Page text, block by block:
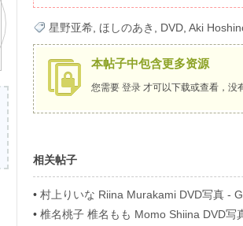
星野亚希 ほしのあき DVD Aki
本帖子中包含更多资源
您需要 登录 才可以下载或查看，没
相关帖子
• 村上りいな Riina Murakami DVD写真 -
• 椎名桃子 椎名もも Momo Shiina DVD